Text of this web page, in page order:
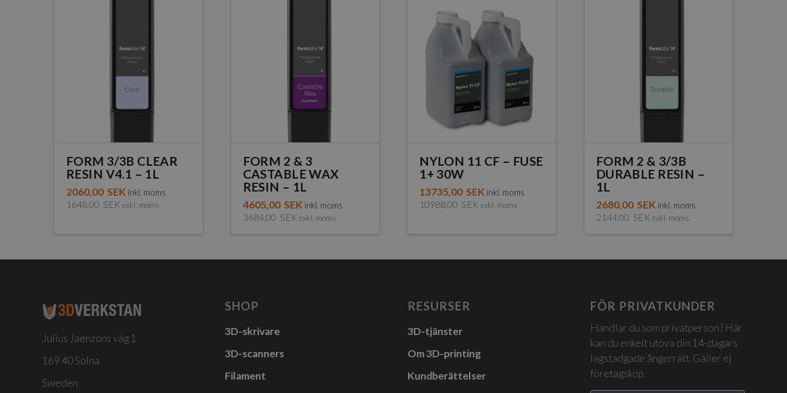
FORM 3/3B CLEAR
RESIN V4.1 – 1L
2060,00 SEK inkl. moms
1648,00 SEK exkl. moms
FORM 2 & 3
CASTABLE WAX
RESIN – 1L
4605,00 SEK inkl. moms
3684,00 SEK exkl. moms
NYLON 11 CF – FUSE
1+ 30W
13735,00 SEK inkl. moms
10988,00 SEK exkl. moms
FORM 2 & 3/3B
DURABLE RESIN –
1L
2680,00 SEK inkl. moms
2144,00 SEK exkl. moms
Julius Jaenzons väg 1
169 40 Solna
Sweden
SHOP
3D-skrivare
3D-scanners
Filament
RESURSER
3D-tjänster
Om 3D-printing
Kundberättelser
FÖR PRIVATKUNDER
Handlar du som privatperson? Här
kan du enkelt utöva din 14-dagars
lagstadgade ångerrätt. Gäller ej
företagsköp.